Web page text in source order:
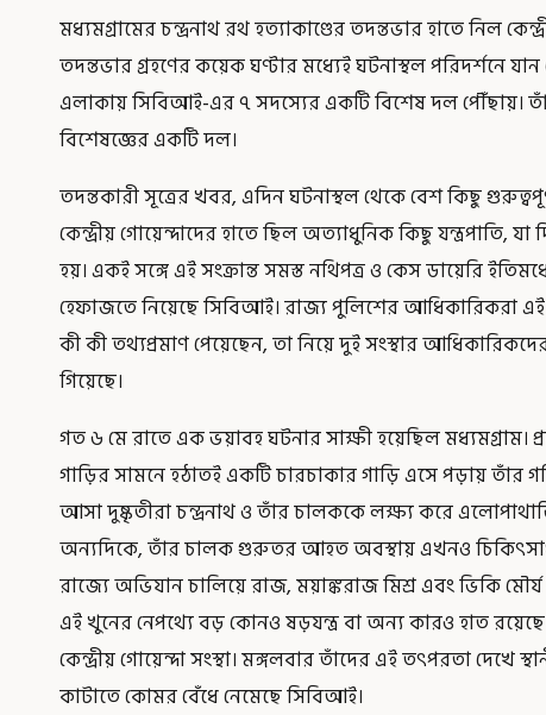
মধ্যমগ্রামের চন্দ্রনাথ রথ হত্যাকাণ্ডের তদন্তভার হাতে নিল
তদন্তভার গ্রহণের কয়েক ঘণ্টার মধ্যেই ঘটনাস্থল পরিদর্শনে
এলাকায় সিবিআই-এর ৭ সদস্যের একটি বিশেষ দল পৌঁছায়।
বিশেষজ্ঞের একটি দল।
তদন্তকারী সূত্রের খবর, এদিন ঘটনাস্থল থেকে বেশ কিছু
কেন্দ্রীয় গোয়েন্দাদের হাতে ছিল অত্যাধুনিক কিছু যন্ত্রপাতি,
হয়। একই সঙ্গে এই সংক্রান্ত সমস্ত নথিপত্র ও কেস ডায়েরি
হেফাজতে নিয়েছে সিবিআই। রাজ্য পুলিশের আধিকারিকরা
কী কী তথ্যপ্রমাণ পেয়েছেন, তা নিয়ে দুই সংস্থার
গিয়েছে।
গত ৬ মে রাতে এক ভয়াবহ ঘটনার সাক্ষী হয়েছিল মধ্যমগ্রাম।
গাড়ির সামনে হঠাতই একটি চারচাকার গাড়ি এসে পড়ায় তাঁর
আসা দুষ্কৃতীরা চন্দ্রনাথ ও তাঁর চালককে লক্ষ্য করে
অন্যদিকে, তাঁর চালক গুরুতর আহত অবস্থায় এখনও
রাজ্যে অভিযান চালিয়ে রাজ, ময়াঙ্করাজ মিশ্র এবং ভিকি
এই খুনের নেপথ্যে বড় কোনও ষড়যন্ত্র বা অন্য কারও হাত
কেন্দ্রীয় গোয়েন্দা সংস্থা। মঙ্গলবার তাঁদের এই তৎপরতা দেখে
কাটাতে কোমর বেঁধে নেমেছে সিবিআই।